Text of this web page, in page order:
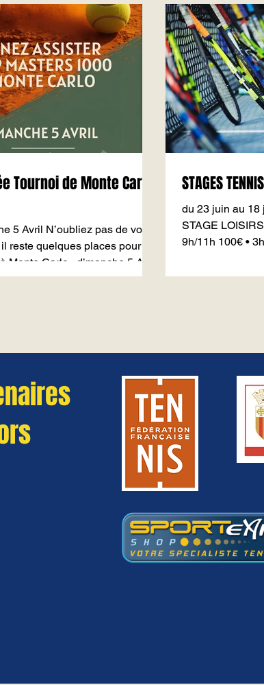
de Monte Carlo
5 Avril N’oubliez pas de vous
reste quelques places pour la
Monte Carlo , dimanche 5 Avril
sur Ten’Up
STAGES
du 23 juin au 18 juillet
STAGE
9h/11h 100€ • 3h Jeux + Tennis 9h/12h